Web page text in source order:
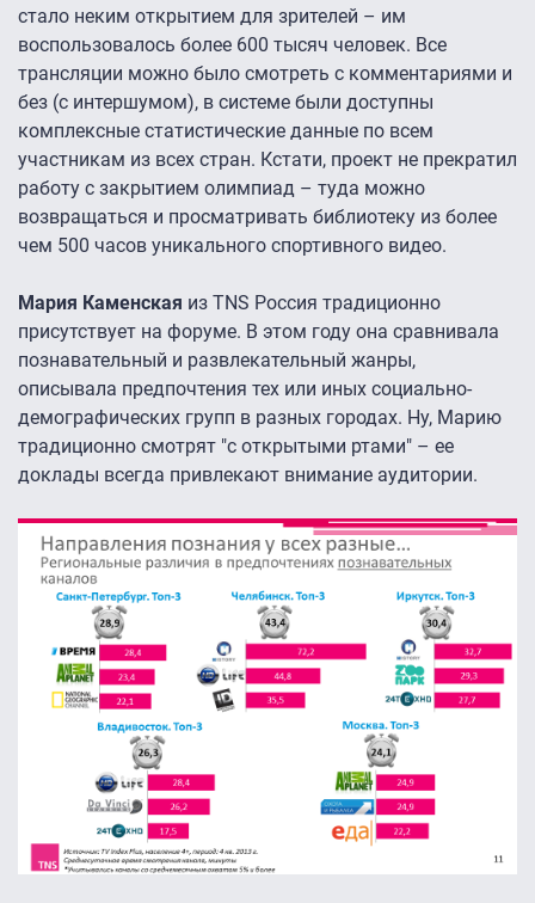
стало неким открытием для зрителей – им
воспользовалось более 600 тысяч человек. Все
трансляции можно было смотреть с комментариями и
без (с интершумом), в системе были доступны
комплексные статистические данные по всем
участникам из всех стран. Кстати, проект не прекратил
работу с закрытием олимпиад – туда можно
возвращаться и просматривать библиотеку из более
чем 500 часов уникального спортивного видео.
Мария Каменская из TNS Россия традиционно
присутствует на форуме. В этом году она сравнивала
познавательный и развлекательный жанры,
описывала предпочтения тех или иных социально-
демографических групп в разных городах. Ну, Марию
традиционно смотрят "с открытыми ртами" – ее
доклады всегда привлекают внимание аудитории.